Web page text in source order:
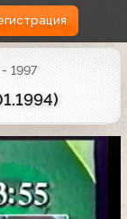
1997